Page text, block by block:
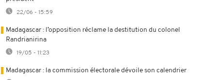
22/06 - 15:59
Madagascar : l’opposition réclame la destitution du colonel
Randrianirina
19/05 - 11:23
Madagascar : la commission électorale dévoile son calendrier